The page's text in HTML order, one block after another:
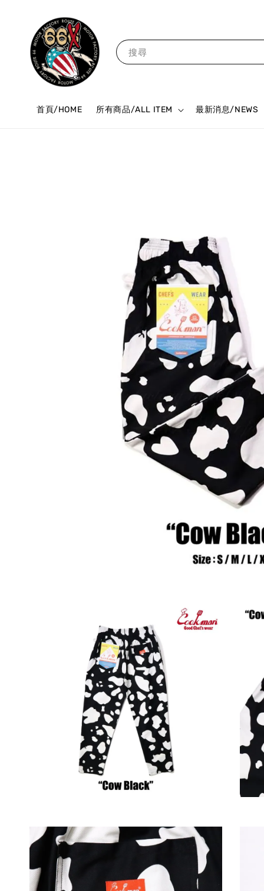
搜尋
首頁/HOME 所有商品/ALL ITEM 最新消息/NEWS